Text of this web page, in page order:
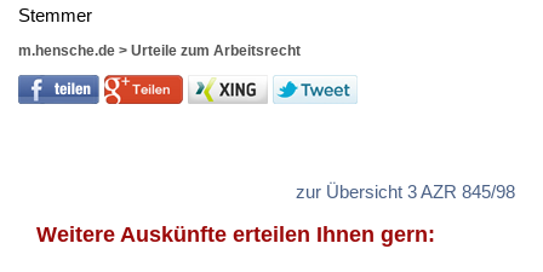
Stem­mer
m.hensche.de > Urteile zum Arbeitsrecht
zur Übersicht 3 AZR 845/98
Weitere Auskünfte erteilen Ihnen gern: